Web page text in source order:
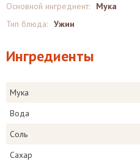
Основной ингредиент:
Мука
Тип блюда: Ужин
Ингредиенты
Мука
Вода
Соль
Сахар